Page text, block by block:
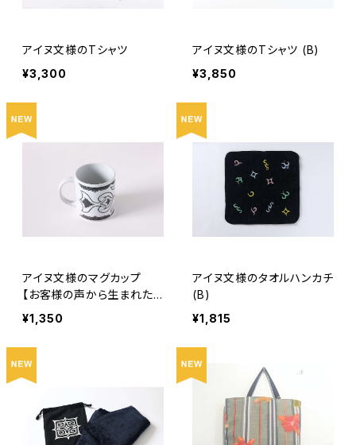
アイヌ文様のTシャツ
¥3,300
アイヌ文様のTシャツ (B)
¥3,850
アイヌ文様のマグカップ
【お客様の声から生まれた
商品】
¥1,350
アイヌ文様のタオルハンカチ
(B)
¥1,815